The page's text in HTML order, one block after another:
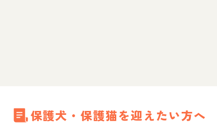
保護犬・保護猫を迎えたい方へ